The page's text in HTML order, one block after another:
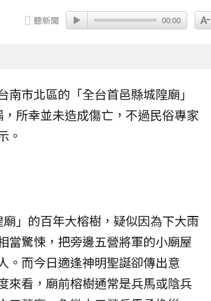
聽新聞 00:00
南市北區的「全台首邑縣城隍廟」
所幸並未造成傷亡，不過民俗專家
。
廟」的百年大榕樹，疑似因為下大雨
當驚悚，把旁邊五營將軍的小廟屋
。而今日適逢神明聖誕卻傳出意
來看，廟前榕樹通常是兵馬或陰兵